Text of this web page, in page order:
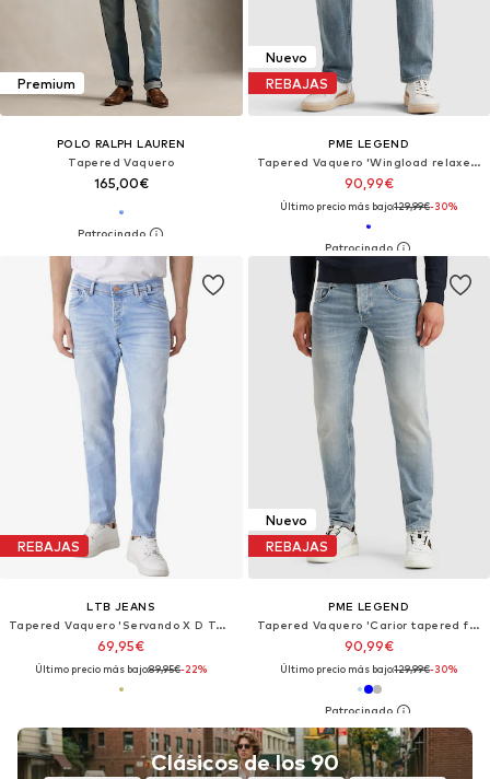
Premium
POLO RALPH LAUREN
Tapered Vaquero
165,00€
Nuevo
REBAJAS
PME LEGEND
Tapered Vaquero 'Wingload relaxed fit jeans'
90,99€
Último precio más bajo:129,99€-30%
REBAJAS
LTB JEANS
Tapered Vaquero 'Servando X D Tapered Skinny Jeans'
69,95€
Último precio más bajo:89,95€-22%
Clásicos de los 90
Nuevo
REBAJAS
PME LEGEND
Tapered Vaquero 'Carior tapered fit jeans'
90,99€
Último precio más bajo:129,99€-30%